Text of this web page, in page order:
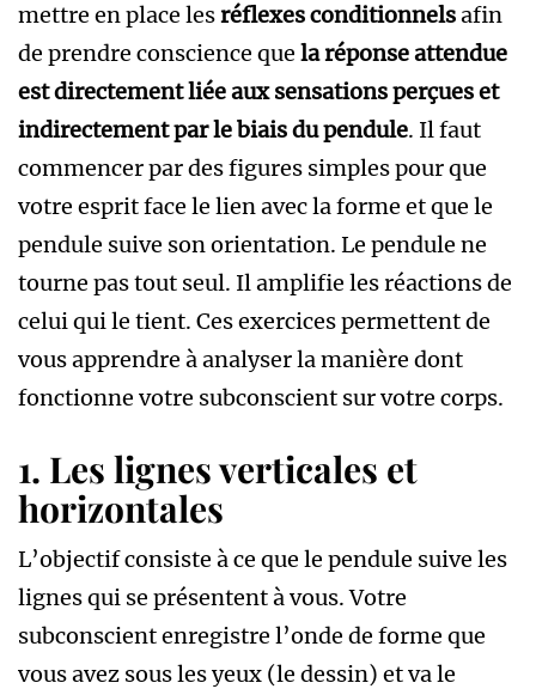
mettre en place lesréflexes conditionnelsafin
de prendre conscience que la réponse attendue
est directement liée aux sensations perçues et
indirectement par le biais du pendule. Il faut
commencer par des figures simples pour que
votre esprit face le lien avec la forme et que le
pendule suive son orientation. Le pendule ne
tourne pas tout seul. Il amplifie les réactions de
celui qui le tient. Ces exercices permettent de
vous apprendre à analyser la manière dont
fonctionne votre subconscient sur votre corps.
1. Les lignes verticales et
horizontales
L’objectif consiste à ce que le pendule suive les
lignes qui se présentent à vous. Votre
subconscient enregistre l’onde de forme que
vous avez sous les yeux (le dessin) et va le